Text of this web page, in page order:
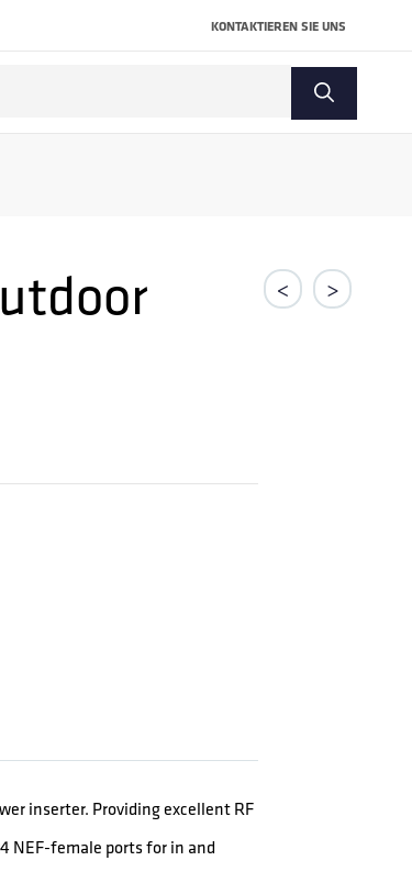
KONTAKTIEREN SIE UNS
< >
inserter. Providing excellent RF
NEF-female ports for in and